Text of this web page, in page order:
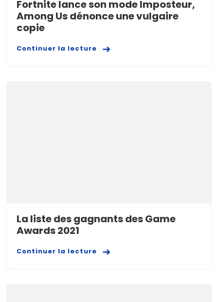
Fortnite lance son mode Imposteur,
Among Us dénonce une vulgaire
copie
Continuer la lecture
La liste des gagnants des Game
Awards 2021
Continuer la lecture